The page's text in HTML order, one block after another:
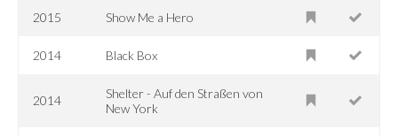
2015 Show Me a Hero
2014 Black Box
2014
Shelter - Auf den Straßen von
New York